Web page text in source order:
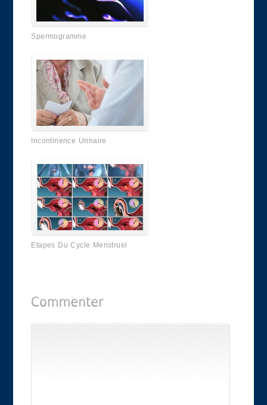
Spermogramme
Incontinence Urinaire
Etapes Du Cycle Menstruel